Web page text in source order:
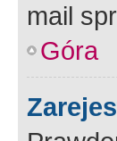
mail
Góra